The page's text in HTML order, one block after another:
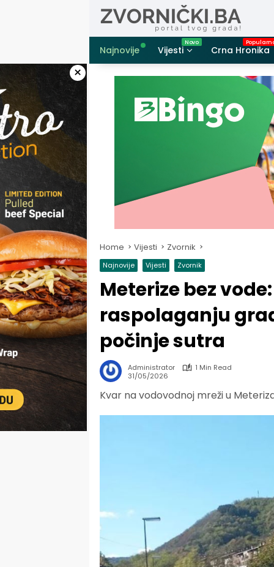
Najnovije
Vijesti Crna Hronika
×
Home Vijesti Zvornik
Najnovije Vijesti Zvornik
Meterize bez
raspolaganju
počinje sutra
Administrator
1 Min Read
31/05/2026
Kvar na vodovodnoj mreži u